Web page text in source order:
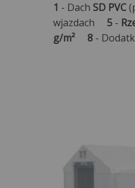
1 - Dach SD PVC
wjazdach 5 -
g/m²
8 -